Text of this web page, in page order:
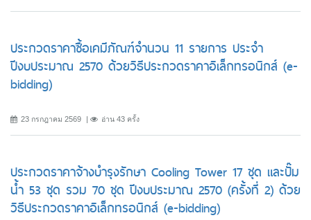
ประกวดราคาซื้อเคมีภัณฑ์จำนวน 11 รายการ ประจำ
ปีงบประมาณ 2570 ด้วยวิธีประกวดราคาอิเล็กทรอนิกส์ (e-
bidding)
23 กรกฎาคม 2569 อ่าน 43 ครั้ง
ประกวดราคาจ้างบำรุงรักษา Cooling Tower 17 ชุด และปั๊ม
น้ำ 53 ชุด รวม 70 ชุด ปีงบประมาณ 2570 (ครั้งที่ 2) ด้วย
วิธีประกวดราคาอิเล็กทรอนิกส์ (e-bidding)